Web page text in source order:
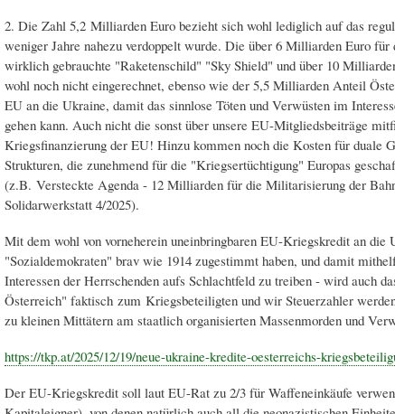
2. Die Zahl 5,2 Milliarden Euro bezieht sich wohl lediglich auf das
weniger Jahre nahezu verdoppelt wurde. Die über 6 Milliarden Euro für
wirklich gebrauchte "Raketenschild" "Sky Shield" und über 10
wohl noch nicht eingerechnet, ebenso wie der 5,5 Milliarden Anteil
EU an die Ukraine, damit das sinnlose Töten und Verwüsten im
gehen kann. Auch nicht die sonst über unsere EU-Mitgliedsbeiträge
Kriegsfinanzierung der EU! Hinzu kommen noch die Kosten für duale
Strukturen, die zunehmend für die "Kriegsertüchtigung" Europas
(z.B. Versteckte Agenda - 12 Milliarden für die Militarisierung der
Solidarwerkstatt 4/2025).
Mit dem wohl von vorneherein uneinbringbaren EU-Kriegskredit an die
"Sozialdemokraten" brav wie 1914 zugestimmt haben, und damit
Interessen der Herrschenden aufs Schlachtfeld zu treiben - wird auch
Österreich" faktisch zum Kriegsbeteiligten und wir Steuerzahler
zu kleinen Mittätern am staatlich organisierten Massenmorden und
https://tkp.at/2025/12/19/neue-ukraine-kredite-oesterreichs-
Der EU-Kriegskredit soll laut EU-Rat zu 2/3 für Waffeneinkäufe